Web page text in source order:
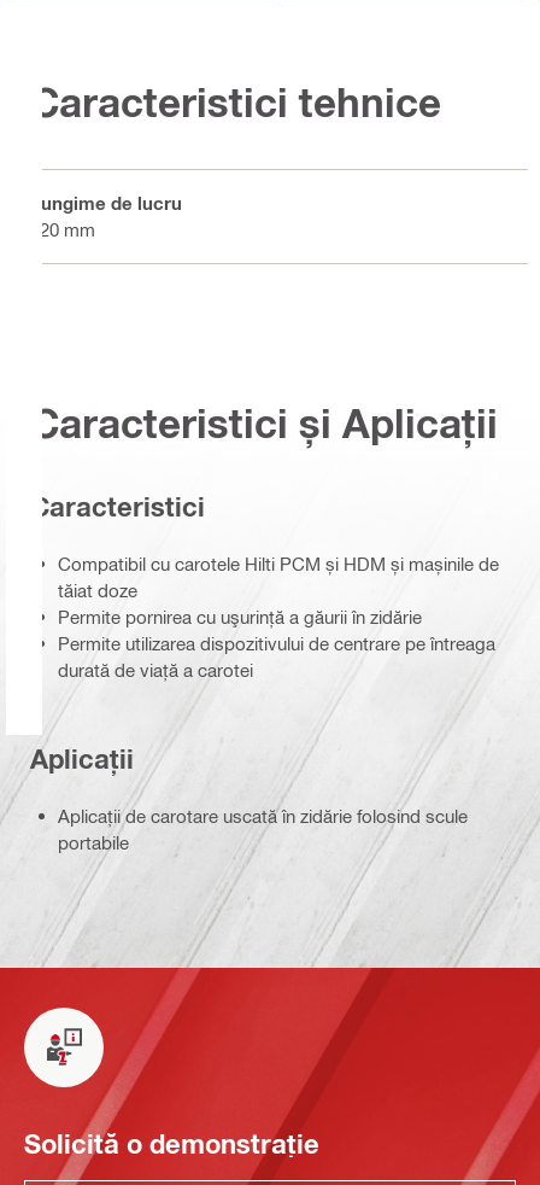
Caracteristici tehnice
Lungime de lucru
320 mm
Caracteristici și Aplicații
Caracteristici
Compatibil cu carotele Hilti PCM și HDM și mașinile de
tăiat doze
Permite pornirea cu uşurinţă a găurii în zidărie
Permite utilizarea dispozitivului de centrare pe întreaga
durată de viață a carotei
Aplicații
Aplicaţii de carotare uscată în zidărie folosind scule
portabile
Solicită o demonstrație